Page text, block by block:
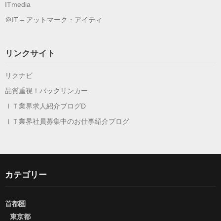
ITmedia
＠IT – アットマーク・アイティ
リンクサイト
リクナビ
品質重視！バックリンカー
ＩＴ業界求人紹介ブログD
ＩＴ業界社員募集中のお仕事紹介ブログ
カテゴリー
首都圏
東京都